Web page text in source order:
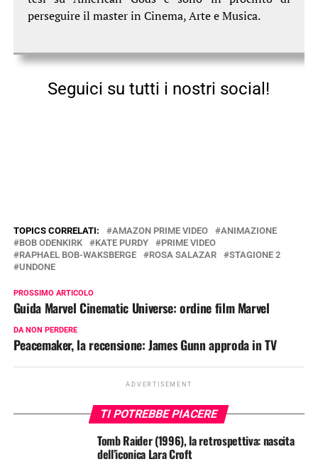
perseguire il master in Cinema, Arte e Musica.
Seguici su tutti i nostri social!
TOPICS CORRELATI: AMAZON PRIME VIDEO
ANIMAZIONE
BOB ODENKIRK
KATE PURDY
PRIME VIDEO
RAPHAEL BOB-WAKSBERGE
ROSA SALAZAR
STAGIONE 2
UNDONE
PROSSIMO ARTICOLO
Guida Marvel Cinematic Universe: ordine film Marvel
DA NON PERDERE
Peacemaker, la recensione: James Gunn approda in TV
ADVERTISEMENT
TI POTREBBE PIACERE
Tomb Raider (1996), la retrospettiva: nascita
dell’iconica Lara Croft